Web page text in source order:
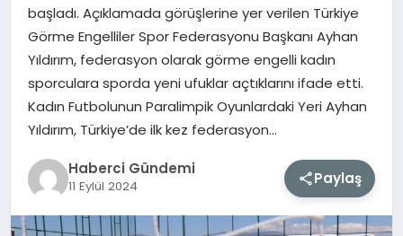
EĞITIM
SAĞLIK
TEKNOLOJI
başladı. Açıklamada görüşlerine yer verilen Türkiye
Görme Engelliler Spor Federasyonu Başkanı Ayhan
Yıldırım, federasyon olarak görme engelli kadın
sporculara sporda yeni ufuklar açtıklarını ifade etti.
Kadın Futbolunun Paralimpik Oyunlardaki Yeri Ayhan
Yıldırım, Türkiye’de ilk kez federasyon…
Haberci Gündemi
11 Eylül 2024 Paylaş